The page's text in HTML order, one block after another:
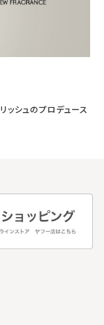
ッシュのプロデュース